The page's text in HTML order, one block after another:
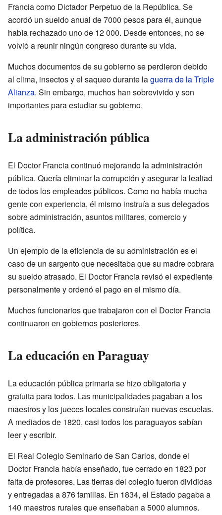
Francia como Dictador Perpetuo de la República. Se
acordó un sueldo anual de 7000 pesos para él, aunque
había rechazado uno de 12 000. Desde entonces, no se
volvió a reunir ningún congreso durante su vida.
Muchos documentos de su gobierno se perdieron debido
al clima, insectos y el saqueo durante laguerra de la Triple
Alianza. Sin embargo, muchos han sobrevivido y son
importantes para estudiar su gobierno.
La administración pública
El Doctor Francia continuó mejorando la administración
pública. Quería eliminar la corrupción y asegurar la lealtad
de todos los empleados públicos. Como no había mucha
gente con experiencia, él mismo instruía a sus delegados
sobre administración, asuntos militares, comercio y
política.
Un ejemplo de la eficiencia de su administración es el
caso de un sargento que necesitaba que su madre cobrara
su sueldo atrasado. El Doctor Francia revisó el expediente
personalmente y ordenó el pago en el mismo día.
Muchos funcionarios que trabajaron con el Doctor Francia
continuaron en gobiernos posteriores.
La educación en Paraguay
La educación pública primaria se hizo obligatoria y
gratuita para todos. Las municipalidades pagaban a los
maestros y los jueces locales construían nuevas escuelas.
A mediados de 1820, casi todos los paraguayos sabían
leer y escribir.
El Real Colegio Seminario de San Carlos, donde el
Doctor Francia había enseñado, fue cerrado en 1823 por
falta de profesores. Las tierras del colegio fueron divididas
y entregadas a 876 familias. En 1834, el Estado pagaba a
140 maestros rurales que enseñaban a 5000 alumnos.